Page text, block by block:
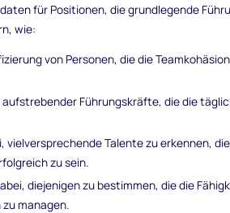
für Positionen, die grundlegende
wie:
von Personen, die die
aufstrebender Führungskräfte, die die
vielversprechende Talente zu erkennen,
zu sein.
diejenigen zu bestimmen, die die
managen.